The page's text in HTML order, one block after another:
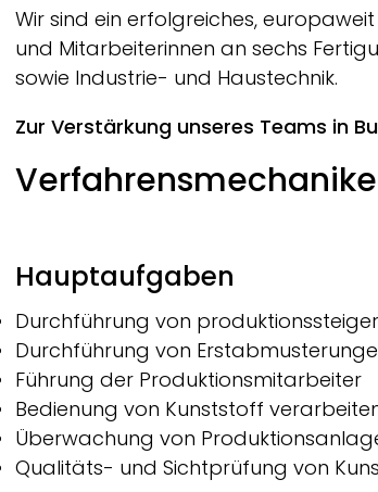
Breadcrumb
Wir sind ein erfolgreiches,
und Mitarbeiterinnen an sechs
sowie Industrie- und Haustechnik.
Zur Verstärkung unseres Teams in
Hauptaufgaben
Durchführung von
Durchführung von
Führung der Produktionsmitarbeiter
Bedienung von Kunststoff
Überwachung von
Qualitäts- und Sichtprüfung von